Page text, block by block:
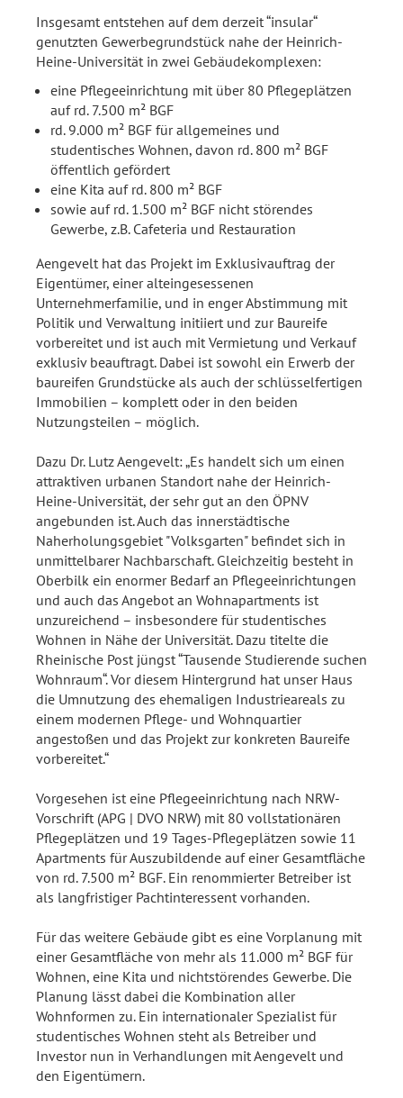
Insgesamt entstehen auf dem derzeit “insular“
genutzten Gewerbegrundstück nahe der Heinrich-
Heine-Universität in zwei Gebäudekomplexen:
eine Pflegeeinrichtung mit über 80 Pflegeplätzen
auf rd. 7.500 m² BGF
rd. 9.000 m² BGF für allgemeines und
studentisches Wohnen, davon rd. 800 m² BGF
öffentlich gefördert
eine Kita auf rd. 800 m² BGF
sowie auf rd. 1.500 m² BGF nicht störendes
Gewerbe, z.B. Cafeteria und Restauration
Aengevelt hat das Projekt im Exklusivauftrag der
Eigentümer, einer alteingesessenen
Unternehmerfamilie, und in enger Abstimmung mit
Politik und Verwaltung initiiert und zur Baureife
vorbereitet und ist auch mit Vermietung und Verkauf
exklusiv beauftragt. Dabei ist sowohl ein Erwerb der
baureifen Grundstücke als auch der schlüsselfertigen
Immobilien – komplett oder in den beiden
Nutzungsteilen – möglich.
Dazu Dr. Lutz Aengevelt: „Es handelt sich um einen
attraktiven urbanen Standort nahe der Heinrich-
Heine-Universität, der sehr gut an den ÖPNV
angebunden ist. Auch das innerstädtische
Naherholungsgebiet "Volksgarten" befindet sich in
unmittelbarer Nachbarschaft. Gleichzeitig besteht in
Oberbilk ein enormer Bedarf an Pflegeeinrichtungen
und auch das Angebot an Wohnapartments ist
unzureichend – insbesondere für studentisches
Wohnen in Nähe der Universität. Dazu titelte die
Rheinische Post jüngst “Tausende Studierende suchen
Wohnraum“. Vor diesem Hintergrund hat unser Haus
die Umnutzung des ehemaligen Industrieareals zu
einem modernen Pflege- und Wohnquartier
angestoßen und das Projekt zur konkreten Baureife
vorbereitet.“
Vorgesehen ist eine Pflegeeinrichtung nach NRW-
Vorschrift (APG | DVO NRW) mit 80 vollstationären
Pflegeplätzen und 19 Tages-Pflegeplätzen sowie 11
Apartments für Auszubildende auf einer Gesamtfläche
von rd. 7.500 m² BGF. Ein renommierter Betreiber ist
als langfristiger Pachtinteressent vorhanden.
Für das weitere Gebäude gibt es eine Vorplanung mit
einer Gesamtfläche von mehr als 11.000 m² BGF für
Wohnen, eine Kita und nichtstörendes Gewerbe. Die
Planung lässt dabei die Kombination aller
Wohnformen zu. Ein internationaler Spezialist für
studentisches Wohnen steht als Betreiber und
Investor nun in Verhandlungen mit Aengevelt und
den Eigentümern.